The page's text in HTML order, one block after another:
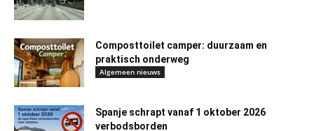
Composttoilet camper: duurzaam en
praktisch onderweg
Algemeen nieuws
Spanje schrapt vanaf 1 oktober 2026
verbodsborden